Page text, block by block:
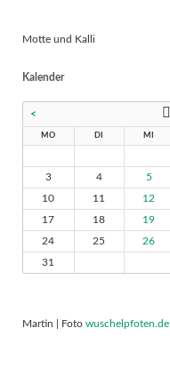
Motte und Kalli
Kalender
<
MO DI MI
3
4 5
10
11 12
17
18 19
24
25 26
31
Martin | Foto wuschelpfoten.de